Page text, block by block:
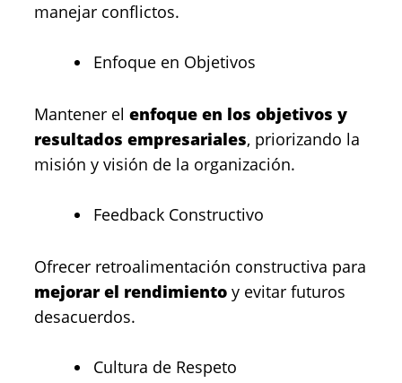
manejar conflictos.
Enfoque en Objetivos
Mantener el enfoque en los objetivos y
resultados empresariales, priorizando la
misión y visión de la organización.
Feedback Constructivo
Ofrecer retroalimentación constructiva para
mejorar el rendimiento y evitar futuros
desacuerdos.
Cultura de Respeto